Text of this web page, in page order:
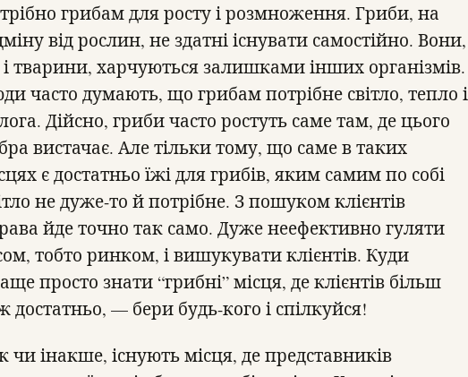
грибам для росту і розмноження. Гриби, на
від рослин, не здатні існувати самостійно. Вони,
і тварини, харчуються залишками інших організмів.
часто думають, що грибам потрібне світло, тепло і
Дійсно, гриби часто ростуть саме там, де цього
вистачає. Але тільки тому, що саме в таких
є достатньо їжі для грибів, яким самим по собі
не дуже-то й потрібне. З пошуком клієнтів
йде точно так само. Дуже неефективно гуляти
тобто ринком, і вишукувати клієнтів. Куди
просто знати “грибні” місця, де клієнтів більш
достатньо, — бери будь-кого і спілкуйся!
чи інакше, існують місця, де представників